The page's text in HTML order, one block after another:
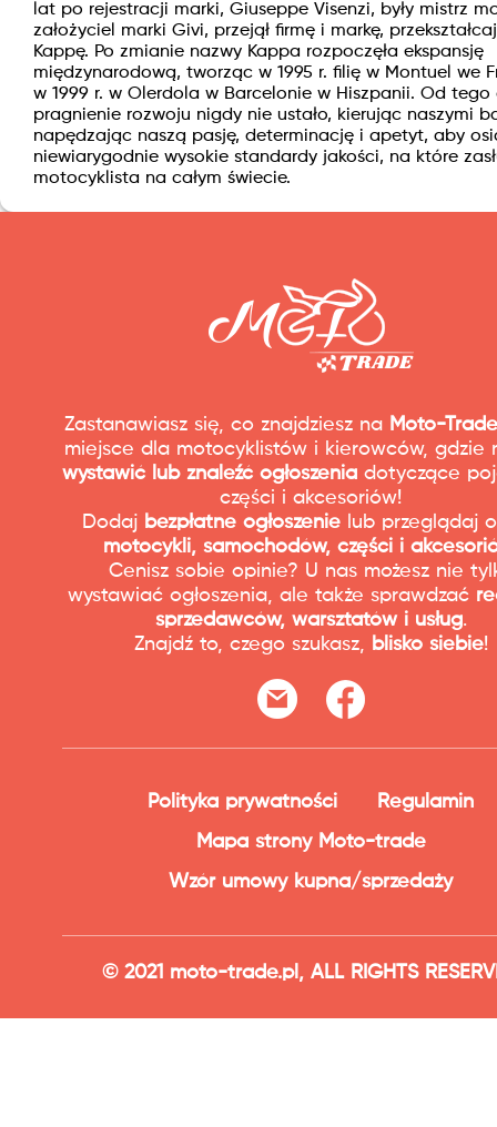
lat po rejestracji marki, Giuseppe Visenzi, były mistrz
założyciel marki Givi, przejął firmę i markę,
Kappę. Po zmianie nazwy Kappa rozpoczęła ekspansję
międzynarodową, tworząc w 1995 r. filię w Montuel we
w 1999 r. w Olerdola w Barcelonie w Hiszpanii. Od tego
pragnienie rozwoju nigdy nie ustało, kierując naszymi
napędzając naszą pasję, determinację i apetyt, aby
niewiarygodnie wysokie standardy jakości, na które
motocyklista na całym świecie.
Zastanawiasz się, co znajdziesz na Moto-
miejsce dla motocyklistów i kierowców, gdzie
wystawić lub znaleźć ogłoszenia dotyczące
części i akcesoriów!
Dodaj bezpłatne ogłoszenielub przeglądaj
motocykli, samochodów, części i
Cenisz sobie opinie? U nas możesz nie
wystawiać ogłoszenia, ale także sprawdzać
sprzedawców, warsztatów i usług.
Znajdź to, czego szukasz, blisko siebie!
Polityka prywatności
Regulamin
Mapa strony Moto-trade
Wzór umowy kupna/sprzedaży
© 2021 moto-trade.pl, ALL RIGHTS